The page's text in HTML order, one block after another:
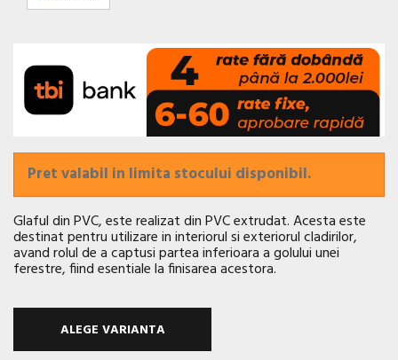
Pret valabil in limita stocului disponibil.
Glaful din PVC,este realizat din PVC extrudat. Acesta este
destinat pentru utilizare in interiorul si exteriorul cladirilor,
avandrolul de a captusi partea inferioara a golului unei
ferestre, fiind esentiale la finisarea acestora.
ALEGE VARIANTA